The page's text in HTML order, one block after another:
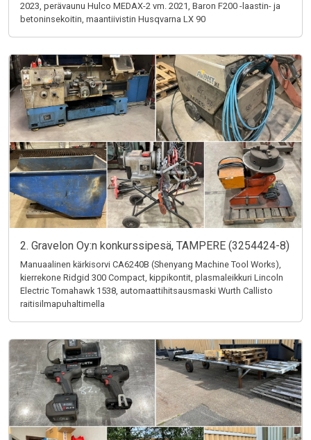
2023, perävaunu Hulco MEDAX-2 vm. 2021, Baron F200 -laastin- ja
betoninsekoitin, maantiivistin Husqvarna LX 90
2. Gravelon Oy:n konkurssipesä, TAMPERE (3254424-8)
Manuaalinen kärkisorvi CA6240B (Shenyang Machine Tool Works),
kierrekone Ridgid 300 Compact, kippikontit, plasmaleikkuri Lincoln
Electric Tomahawk 1538, automaattihitsausmaski Wurth Callisto
raitisilmapuhaltimella